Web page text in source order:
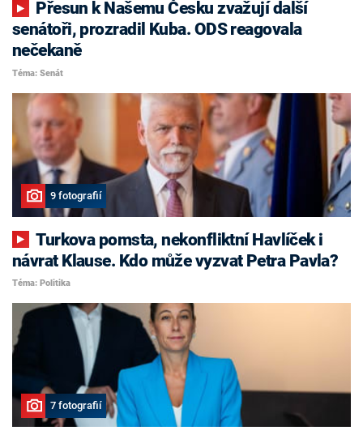
senátoři, prozradil Kuba. ODS reagovala
nečekaně
Téma: Senát
9 fotografií
Turkova pomsta, nekonfliktní Havlíček i
návrat Klause. Kdo může vyzvat Petra Pavla?
Téma: Politika
7 fotografií